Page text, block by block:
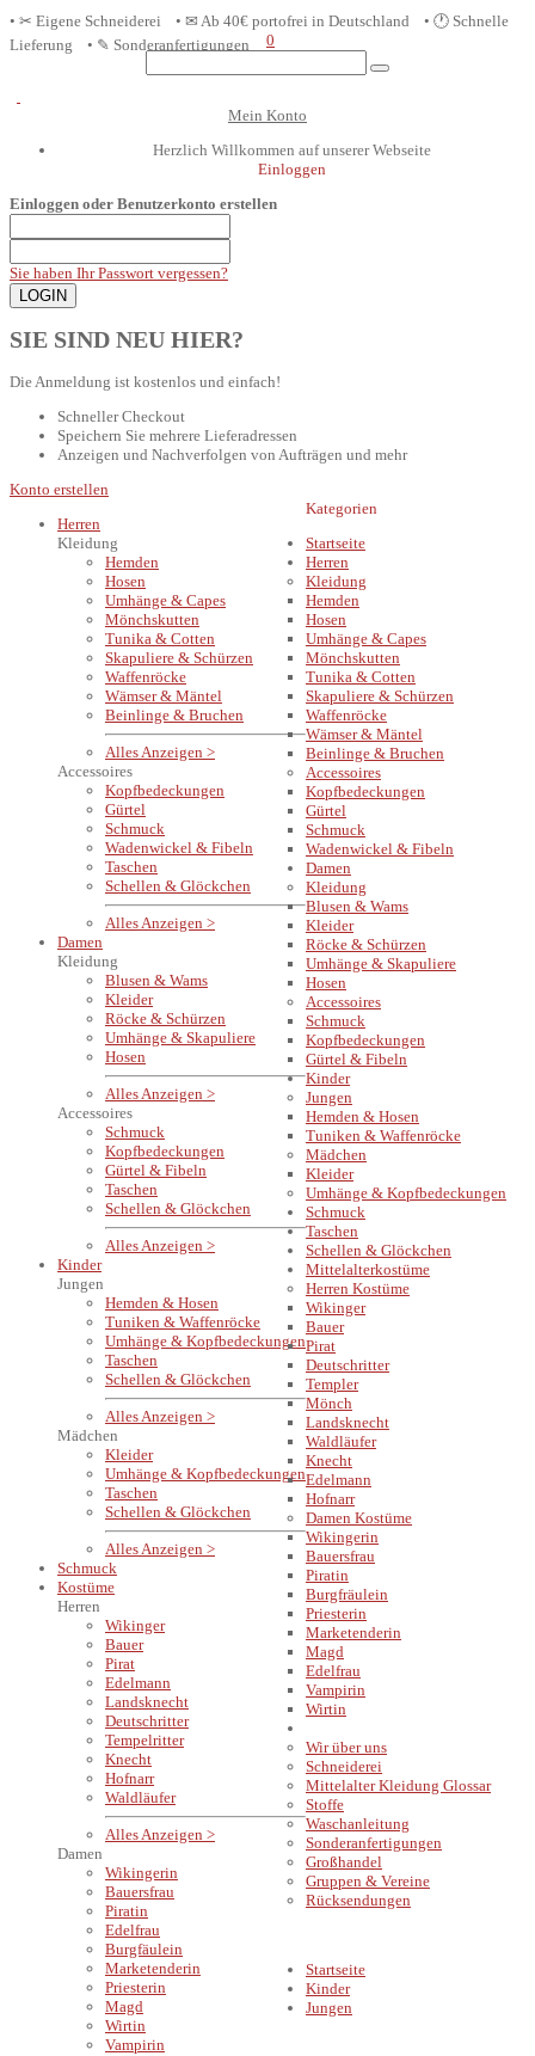
• ✂ Eigene Schneiderei • ✉ Ab 40€ portofrei in Deutschland
• 🕐 Schnelle
Lieferung • ✎ Sonderanfertigungen
0
Mein Konto
Herzlich Willkommen auf unserer Webseite
Einloggen
Einloggen oder Benutzerkonto erstellen
Sie haben Ihr Passwort vergessen?
SIE SIND NEU HIER?
Die Anmeldung ist kostenlos und einfach!
Schneller Checkout
Speichern Sie mehrere Lieferadressen
Anzeigen und Nachverfolgen von Aufträgen und mehr
Konto erstellen
Herren
Kleidung
Hemden
Hosen
Umhänge & Capes
Mönchskutten
Tunika & Cotten
Skapuliere & Schürzen
Waffenröcke
Wämser & Mäntel
Beinlinge & Bruchen
Alles Anzeigen >
Accessoires
Kopfbedeckungen
Gürtel
Schmuck
Wadenwickel & Fibeln
Taschen
Schellen & Glöckchen
Alles Anzeigen >
Damen
Kleidung
Blusen & Wams
Kleider
Röcke & Schürzen
Umhänge & Skapuliere
Hosen
Alles Anzeigen >
Accessoires
Schmuck
Kopfbedeckungen
Gürtel & Fibeln
Taschen
Schellen & Glöckchen
Alles Anzeigen >
Kinder
Jungen
Hemden & Hosen
Tuniken & Waffenröcke
Umhänge & Kopfbedeckungen
Taschen
Schellen & Glöckchen
Alles Anzeigen >
Mädchen
Kleider
Umhänge & Kopfbedeckungen
Taschen
Schellen & Glöckchen
Alles Anzeigen >
Schmuck
Kostüme
Herren
Wikinger
Bauer
Pirat
Edelmann
Landsknecht
Deutschritter
Tempelritter
Knecht
Hofnarr
Waldläufer
Alles Anzeigen >
Damen
Wikingerin
Bauersfrau
Piratin
Edelfrau
Burgfäulein
Marketenderin
Priesterin
Magd
Wirtin
Vampirin
Kategorien
Startseite
Herren
Kleidung
Hemden
Hosen
Umhänge & Capes
Mönchskutten
Tunika & Cotten
Skapuliere & Schürzen
Waffenröcke
Wämser & Mäntel
Beinlinge & Bruchen
Accessoires
Kopfbedeckungen
Gürtel
Schmuck
Wadenwickel & Fibeln
Damen
Kleidung
Blusen & Wams
Kleider
Röcke & Schürzen
Umhänge & Skapuliere
Hosen
Accessoires
Schmuck
Kopfbedeckungen
Gürtel & Fibeln
Kinder
Jungen
Hemden & Hosen
Tuniken & Waffenröcke
Mädchen
Kleider
Umhänge & Kopfbedeckungen
Schmuck
Taschen
Schellen & Glöckchen
Mittelalterkostüme
Herren Kostüme
Wikinger
Bauer
Pirat
Deutschritter
Templer
Mönch
Landsknecht
Waldläufer
Knecht
Edelmann
Hofnarr
Damen Kostüme
Wikingerin
Bauersfrau
Piratin
Burgfräulein
Priesterin
Marketenderin
Magd
Edelfrau
Vampirin
Wirtin
Wir über uns
Schneiderei
Mittelalter Kleidung Glossar
Stoffe
Waschanleitung
Sonderanfertigungen
Großhandel
Gruppen & Vereine
Rücksendungen
Startseite
Kinder
Jungen